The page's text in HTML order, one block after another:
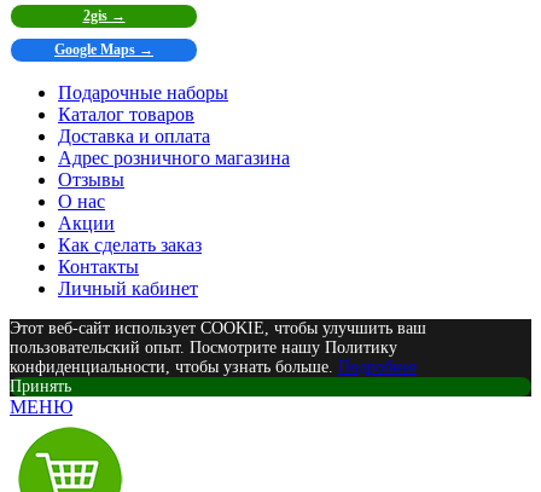
2gis →
Google Maps →
Подарочные наборы
Каталог товаров
Доставка и оплата
Адрес розничного магазина
Отзывы
О нас
Акции
Как сделать заказ
Контакты
Личный кабинет
Этот веб-сайт использует COOKIE, чтобы улучшить ваш
пользовательский опыт. Посмотрите нашу Политику
конфиденциальности, чтобы узнать больше. Подробнее
Принять
МЕНЮ